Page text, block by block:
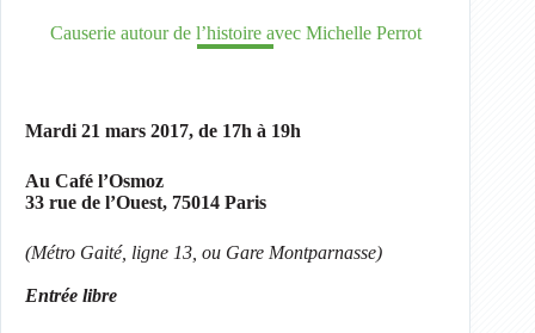
Causerie autour de l’histoire avec Michelle Perrot
Mardi 21 mars 2017, de 17h à 19h
Au Café l’Osmoz
33 rue de l’Ouest, 75014 Paris
(Métro Gaité, ligne 13, ou Gare Montparnasse)
Entrée libre